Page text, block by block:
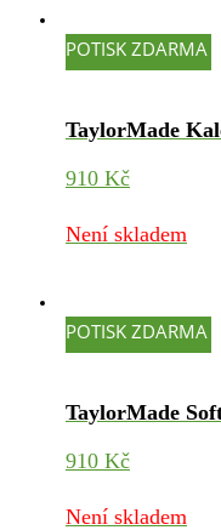
POTISK ZDARMA
TaylorMade
910 Kč
Není skladem
POTISK ZDARMA
TaylorMade
910 Kč
Není skladem